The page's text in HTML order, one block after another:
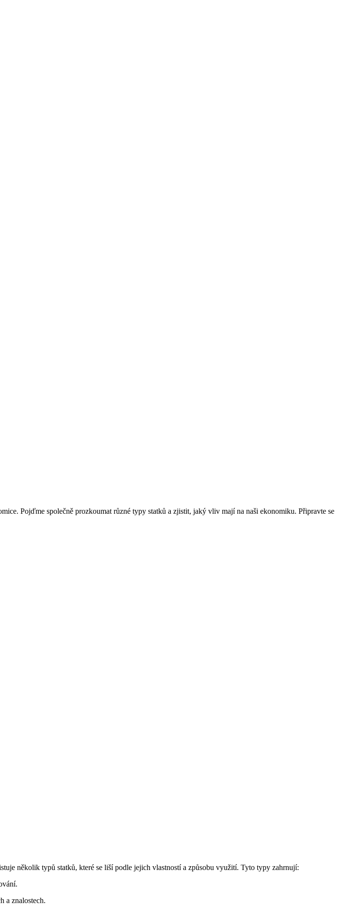
Pojďme společně prozkoumat různé typy statků a zjistit, jaký vliv mají na naši ekonomiku. Připravte se
několik typů statků, které se liší podle jejich vlastností a způsobu využití. Tyto typy zahrnují:
a znalostech.